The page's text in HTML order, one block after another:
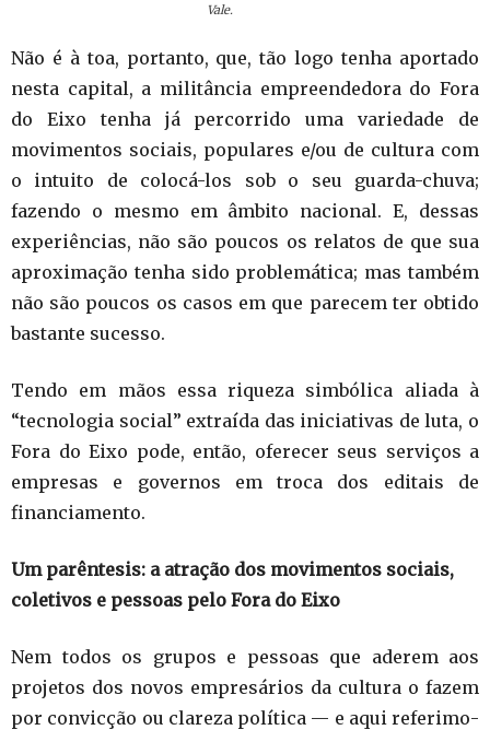
Vale.
Não é à toa, portanto, que, tão logo tenha aportado
nesta capital, a militância empreendedora do Fora
do Eixo tenha já percorrido uma variedade de
movimentos sociais, populares e/ou de cultura com
o intuito de colocá-los sob o seu guarda-chuva;
fazendo o mesmo em âmbito nacional. E, dessas
experiências, não são poucos os relatos de que sua
aproximação tenha sido problemática; mas também
não são poucos os casos em que parecem ter obtido
bastante sucesso.
Tendo em mãos essa riqueza simbólica aliada à
“tecnologia social” extraída das iniciativas de luta, o
Fora do Eixo pode, então, oferecer seus serviços a
empresas e governos em troca dos editais de
financiamento.
Um parêntesis: a atração dos movimentos sociais,
coletivos e pessoas pelo Fora do Eixo
Nem todos os grupos e pessoas que aderem aos
projetos dos novos empresários da cultura o fazem
por convicção ou clareza política — e aqui referimo-